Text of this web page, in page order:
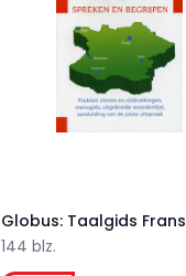
Globus: Taalgids Frans
144 blz.